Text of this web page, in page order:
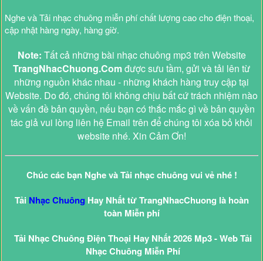
Nghe và Tải nhạc chuông miễn phí chất lượng cao cho điện thoại,
cập nhật hàng ngày, hàng giờ.
Note: Tất cả những bài nhạc chuông mp3 trên Website
TrangNhacChuong.Comđược sưu tầm, gửi và tải lên từ
những nguồn khác nhau - những khách hàng truy cập tại
Website. Do đó, chúng tôi không chịu bất cứ trách nhiệm nào
về vấn đề bản quyền, nếu bạn có thắc mắc gì về bản quyền
tác giả vui lòng liên hệ Email trên để chúng tôi xóa bỏ khỏi
website nhé. Xin Cảm Ơn!
Chúc các bạn Nghe và Tải nhạc chuông vui vẻ nhé !
Tải Nhạc Chuông Hay Nhất từ TrangNhacChuong là hoàn
toàn Miễn phí
Tải Nhạc Chuông Điện Thoại Hay Nhất 2026 Mp3 - Web Tải
Nhạc Chuông Miễn Phí